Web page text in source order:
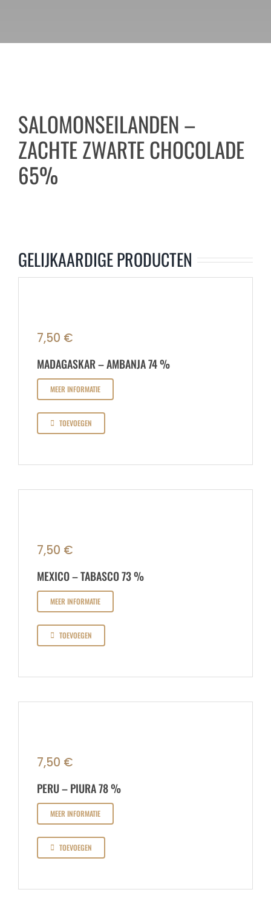
SALOMONSEILANDEN –
ZACHTE ZWARTE CHOCOLADE
65%
GELIJKAARDIGE PRODUCTEN
7,50 €
MADAGASKAR – AMBANJA 74 %
MEER INFORMATIE
TOEVOEGEN
7,50 €
MEXICO – TABASCO 73 %
MEER INFORMATIE
TOEVOEGEN
7,50 €
PERU – PIURA 78 %
MEER INFORMATIE
TOEVOEGEN